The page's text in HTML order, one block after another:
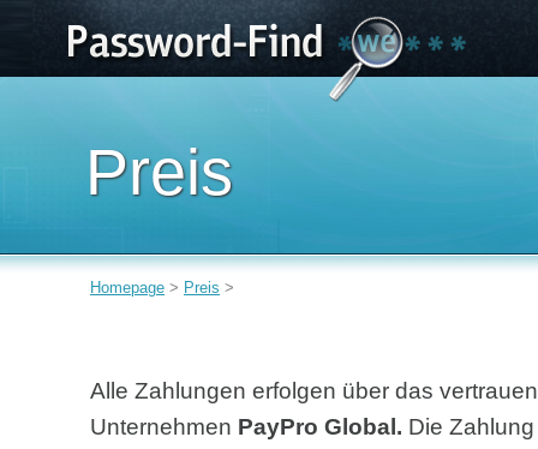
Homepage > Preis >
Alle Zahlungen erfolgen über das
Unternehmen PayPro Global. Die
Preis